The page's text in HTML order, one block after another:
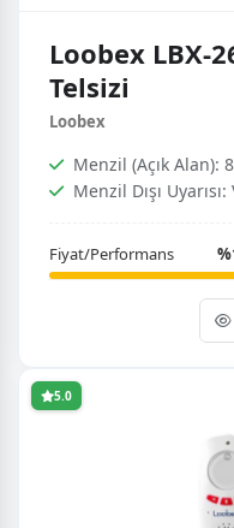
Loobex LBX-
Telsizi
Loobex
Menzil (Açık Alan):
Menzil Dışı Uyarısı:
Fiyat/Performans
5.0